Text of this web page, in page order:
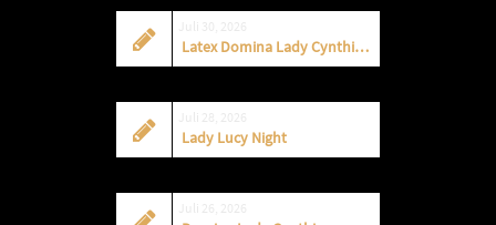
Latex Domina Lady Cynthia im Studio Royal
Lady Lucy Night